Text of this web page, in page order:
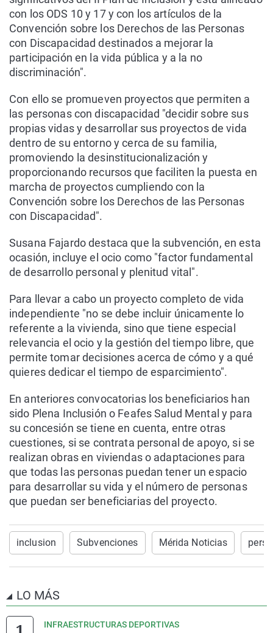
con los ODS 10 y 17 y con los artículos de la
Convención sobre los Derechos de las Personas
con Discapacidad destinados a mejorar la
participación en la vida pública y a la no
discriminación".
Con ello se promueven proyectos que permiten a
las personas con discapacidad "decidir sobre sus
propias vidas y desarrollar sus proyectos de vida
dentro de su entorno y cerca de su familia,
promoviendo la desinstitucionalización y
proporcionando recursos que faciliten la puesta en
marcha de proyectos cumpliendo con la
Convención sobre los Derechos de las Personas
con Discapacidad".
Susana Fajardo destaca que la subvención, en esta
ocasión, incluye el ocio como "factor fundamental
de desarrollo personal y plenitud vital".
Para llevar a cabo un proyecto completo de vida
independiente "no se debe incluir únicamente lo
referente a la vivienda, sino que tiene especial
relevancia el ocio y la gestión del tiempo libre, que
permite tomar decisiones acerca de cómo y a qué
quieres dedicar el tiempo de esparcimiento".
En anteriores convocatorias los beneficiarios han
sido Plena Inclusión o Feafes Salud Mental y para
su concesión se tiene en cuenta, entre otras
cuestiones, si se contrata personal de apoyo, si se
realizan obras en viviendas o adaptaciones para
que todas las personas puedan tener un espacio
para desarrollar su vida y el número de personas
que puedan ser beneficiarias del proyecto.
inclusion Subvenciones Mérida Noticias
LO MÁS
INFRAESTRUCTURAS DEPORTIVAS